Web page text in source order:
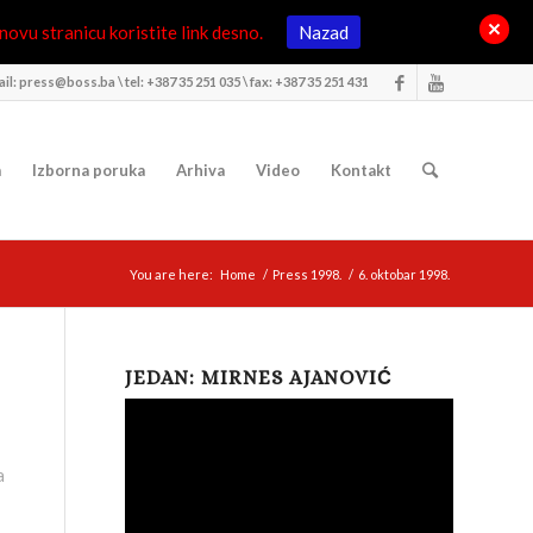
press@boss.ba \ tel: +387 35 251 035 \ fax: +387 35 251 431
Izborna poruka Arhiva Video Kontakt
You are here: Home / Press 1998. / 6. oktobar 1998.
JEDAN: MIRNES AJANOVIĆ
stranicu koristite link desno. Nazad